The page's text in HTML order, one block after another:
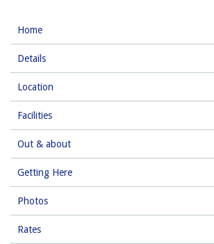
Home
Details
Location
Facilities
Out & about
Getting Here
Photos
Rates